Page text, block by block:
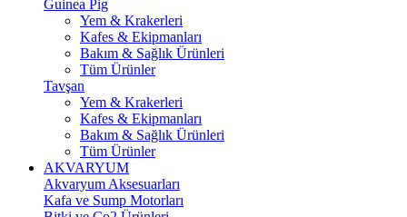
Guinea Pig
Yem & Krakerleri
Kafes & Ekipmanları
Bakım & Sağlık Ürünleri
Tüm Ürünler
Tavşan
Yem & Krakerleri
Kafes & Ekipmanları
Bakım & Sağlık Ürünleri
Tüm Ürünler
AKVARYUM
Akvaryum Aksesuarları
Kafa ve Sump Motorları